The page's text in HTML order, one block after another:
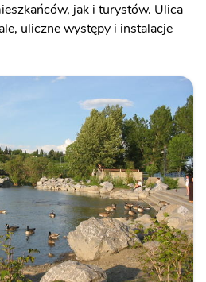
jak i turystów. Ulica
uliczne występy i instalacje